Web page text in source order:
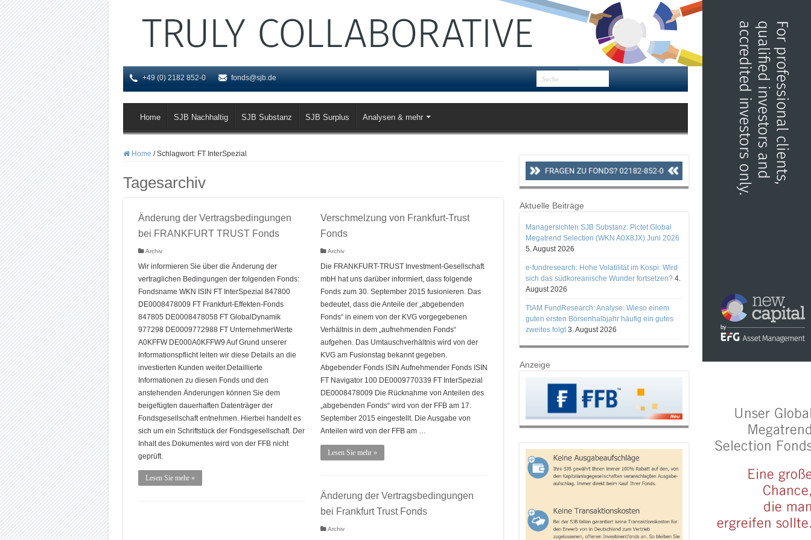
+49 (0) 2182 852-0 fonds@sjb.de
Home SJB Nachhaltig SJB Substanz SJB Surplus Analysen & mehr
Home / Schlagwort: FT InterSpezial
Tagesarchiv
Änderung der Vertragsbedingungen
bei FRANKFURT TRUST Fonds
Archiv
Wir informieren Sie über die Änderung der
vertraglichen Bedingungen der folgenden Fonds:
Fondsname WKN ISIN FT InterSpezial 847800
DE0008478009 FT Frankfurt-Effekten-Fonds
847805 DE0008478058 FT GlobalDynamik
977298 DE0009772988 FT UnternehmerWerte
A0KFFW DE000A0KFFW9 Auf Grund unserer
Informationspflicht leiten wir diese Details an die
investierten Kunden weiter.Detaillierte
Informationen zu diesen Fonds und den
anstehenden Änderungen können Sie dem
beigefügten dauerhaften Datenträger der
Fondsgesellschaft entnehmen. Hierbei handelt es
sich um ein Schriftstück der Fondsgesellschaft. Der
Inhalt des Dokumentes wird von der FFB nicht
geprüft.
Lesen Sie mehr »
Verschmelzung von Frankfurt-Trust
Fonds
Archiv
Die FRANKFURT-TRUST Investment-Gesellschaft
mbH hat uns darüber informiert, dass folgende
Fonds zum 30. September 2015 fusionieren. Das
bedeutet, dass die Anteile der „abgebenden
Fonds“ in einem von der KVG vorgegebenen
Verhältnis in dem „aufnehmenden Fonds“
aufgehen. Das Umtauschverhältnis wird von der
KVG am Fusionstag bekannt gegeben.
Abgebender Fonds ISIN Aufnehmender Fonds ISIN
FT Navigator 100 DE0009770339 FT InterSpezial
DE0008478009 Die Rücknahme von Anteilen des
„abgebenden Fonds“ wird von der FFB am 17.
September 2015 eingestellt. Die Ausgabe von
Anteilen wird von der FFB am …
Lesen Sie mehr »
Änderung der Vertragsbedingungen
bei Frankfurt Trust Fonds
Archiv
Aktuelle Beiträge
Managersichten SJB Substanz: Pictet Global
Megatrend Selection (WKN A0X8JX) Juni 2026
5. August 2026
e-fundresearch: Hohe Volatilität im Kospi: Wird
sich das südkoreanische Wunder fortsetzen? 4.
August 2026
TIAM FundResearch: Analyse: Wieso einem
guten ersten Börsenhalbjahr häufig ein gutes
zweites folgt 3. August 2026
Anzeige